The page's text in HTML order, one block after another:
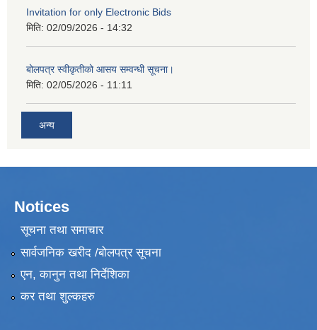
Invitation for only Electronic Bids
मिति: 02/09/2026 - 14:32
बोलपत्र स्वीकृतीको आसय सम्वन्धी सूचना।
मिति: 02/05/2026 - 11:11
अन्य
Notices
सूचना तथा समाचार
सार्वजनिक खरीद /बोलपत्र सूचना
एन, कानुन तथा निर्देशिका
कर तथा शुल्कहरु